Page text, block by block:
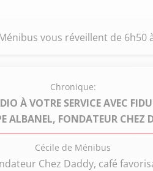
vous réveillent de
Chronique:
À VOTRE SERVICE AVEC
ALBANEL, FONDATEUR CHEZ
Cécile de Ménibus
Chez Daddy, café